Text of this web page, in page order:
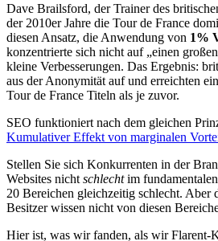
Dave Brailsford, der Trainer des
der 2010er Jahre die Tour de France
diesen Ansatz, die Anwendung von 1%
konzentrierte sich nicht auf „einen
kleine Verbesserungen. Das Ergebnis:
aus der Anonymität auf und erreichten
Tour de France Titeln als je zuvor.
SEO funktioniert nach dem gleichen
Kumulativer Effekt von marginalen
Stellen Sie sich Konkurrenten in der
Websites nicht schlechtim
20 Bereichen gleichzeitig schlecht. Aber
Besitzer wissen nicht von diesen
Hier ist, was wir fanden, als wir Flarent-